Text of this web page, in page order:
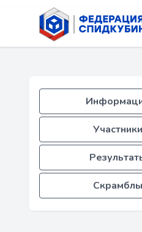
Участники
Скрамблы